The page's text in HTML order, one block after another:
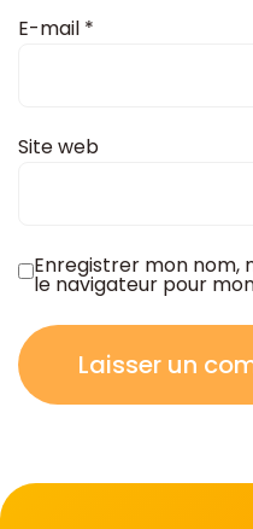
E-mail *
Site web
Enregistrer mon nom,
le navigateur pour